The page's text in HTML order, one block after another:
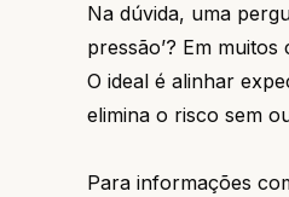
Na dúvida, uma
pressão’? Em
O ideal é alinhar
elimina o risco sem
Para informações